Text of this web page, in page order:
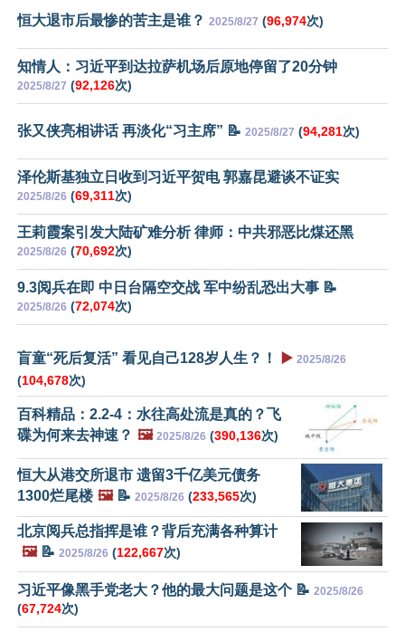
恒大退市后最惨的苦主是谁？ 2025/8/27 (96,974次)
知情人：习近平到达拉萨机场后原地停留了20分钟
2025/8/27 (92,126次)
张又侠亮相讲话 再淡化“习主席” 📝 2025/8/27 (94,281次)
泽伦斯基独立日收到习近平贺电 郭嘉昆避谈不证实
2025/8/26 (69,311次)
王莉霞案引发大陆矿难分析 律师：中共邪恶比煤还黑
2025/8/26 (70,692次)
9.3阅兵在即 中日台隔空交战 军中纷乱恐出大事 📝
2025/8/26 (72,074次)
盲童“死后复活” 看见自己128岁人生？！ ▶️ 2025/8/26
(104,678次)
百科精品：2.2-4：水往高处流是真的？飞
碟为何来去神速？ 🖼️ 2025/8/26 (390,136次)
恒大从港交所退市 遗留3千亿美元债务
1300烂尾楼 🖼️📝 2025/8/26 (233,565次)
北京阅兵总指挥是谁？背后充满各种算计
🖼️📝 2025/8/26 (122,667次)
习近平像黑手党老大？他的最大问题是这个 📝 2025/8/26
(67,724次)